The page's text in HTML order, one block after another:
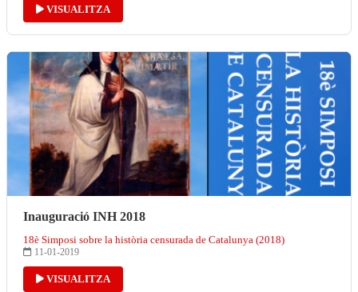
VISUALITZA
Inauguració INH 2018
18è Simposi sobre la història censurada de Catalunya (2018)
11-01-2019
VISUALITZA